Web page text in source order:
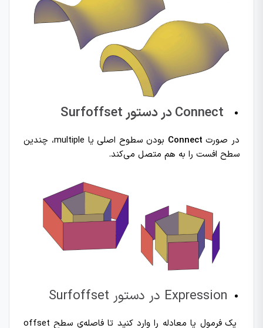
Connect در دستور Surfoffset
در صورت Connect
بودن سطوح اصلی یا multiple‌، چندین
سطح افست را به هم متصل می‌کند.
Expression در دستور Surfoffset
یک فرمول یا معادله را وارد کنید تا فاصله‌ی سطح offset